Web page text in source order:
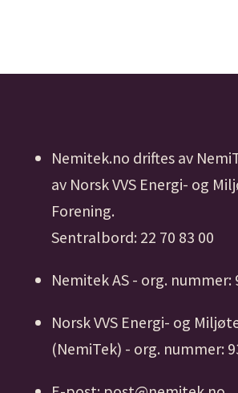
Nemitek.no driftes av
av Norsk VVS Energi- og
Forening.
Sentralbord: 22 70 83 00
Nemitek AS - org. nummer:
Norsk VVS Energi- og
(NemiTek) - org. nummer: